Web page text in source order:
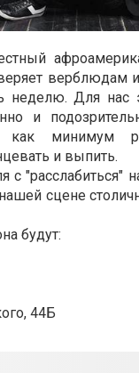
верблюдам
неделю. Для нас
и
как минимум
и выпить.
с
сцене
будут:
44Б